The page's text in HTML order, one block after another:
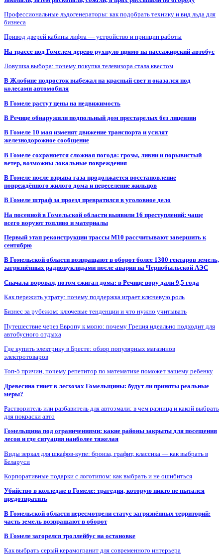
Профессиональные льдогенераторы: как подобрать технику и вид льда для
бизнеса
Привод дверей кабины лифта — устройство и принцип работы
На трассе под Гомелем дерево рухнуло прямо на пассажирский автобус
Ловушка выбора: почему покупка телевизора стала квестом
В Жлобине подросток выбежал на красный свет и оказался под
колесами автомобиля
В Гомеле растут цены на недвижимость
В Речице обнаружили подпольный дом престарелых без лицензии
В Гомеле 10 мая изменят движение транспорта и усилят
железнодорожное сообщение
В Гомеле сохраняется сложная погода: грозы, ливни и порывистый
ветер, возможны локальные повреждения
В Гомеле после взрыва газа продолжается восстановление
повреждённого жилого дома и переселение жильцов
В Гомеле штраф за проезд превратился в уголовное дело
На посевной в Гомельской области выявили 16 преступлений: чаще
всего воруют топливо и материалы
Первый этап реконструкции трассы М10 рассчитывают завершить к
сентябрю
В Гомельской области возвращают в оборот более 1300 гектаров земель,
загрязнённых радионуклидами после аварии на Чернобыльской АЭС
Сначала воровал, потом сжигал дома: в Речице вору дали 9,5 года
Как пережить утрату: почему поддержка играет ключевую роль
Бизнес за рубежом: ключевые тенденции и что нужно учитывать
Путешествие через Европу к морю: почему Греция идеально подходит для
автобусного отдыха
Где купить электрику в Бресте: обзор популярных магазинов
электротоваров
Топ-5 причин, почему репетитор по математике поможет вашему ребенку
Древесина гниет в лесхозах Гомельщины: будут ли приняты реальные
меры?
Растворитель или разбавитель для автоэмали: в чем разница и какой выбрать
для покраски авто
Гомельщина под ограничениями: какие районы закрыты для посещения
лесов и где ситуация наиболее тяжелая
Виды зеркал для шкафов-купе: бронза, графит, классика — как выбрать в
Беларуси
Корпоративные подарки с логотипом: как выбрать и не ошибиться
Убийство в колледже в Гомеле: трагедия, которую никто не пытался
предотвратить
В Гомельской области пересмотрели статус загрязнённых территорий:
часть земель возвращают в оборот
В Гомеле загорелся троллейбус на остановке
Как выбрать серый керамогранит для современного интерьера